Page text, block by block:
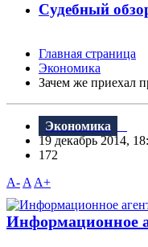
Судебный
Главная страница
Экономика
Зачем же приехал
Экономика
19 декабрь 2014,
172
A- A A+
Информационное